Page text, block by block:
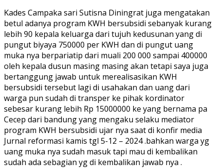
Kades Campaka sari Sutisna Diningrat juga mengatakan
betul adanya program KWH bersubsidi sebanyak kurang
lebih 90 kepala keluarga dari tujuh kedusunan yang di
pungut biyaya 750000 per KWH dan di pungut uang
muka nya berpariatip dari muali 200 000 sampai 400000
oleh kepala dusun masing masing akan tetapi saya juga
bertanggung jawab untuk merealisasikan KWH
bersubsidi tersebut lagi di usahakan dan uang dari
warga pun sudah di transper ke pihak kordinator
sebesar kurang lebih Rp 15000000 ke yang bernama pa
Cecep dari bandung yang mengaku selaku mediator
program KWH bersubsidi ujar nya saat di konfir media
Jurnal reformasi kamis tgl 5-12 – 2024 .bahkan warga yg
uang muka nya sudah masuk tapi mau di kembalikan
sudah ada sebagian yg di kembalikan jawab nya .